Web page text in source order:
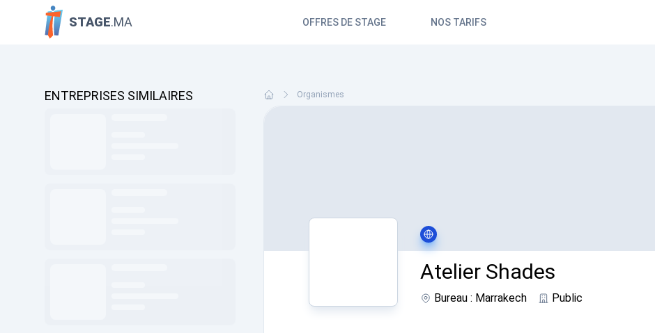
STAGE.MA OFFRES DE STAGE NOS TARIFS
ENTREPRISES SIMILAIRES Organismes
Atelier Shades
Bureau : Marrakech Public